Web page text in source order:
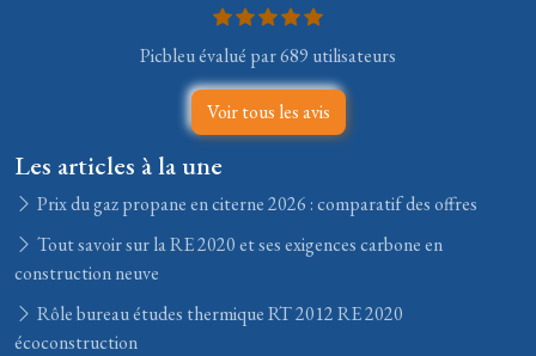
Picbleu évalué par 689 utilisateurs
Voir tous les avis
Les articles à la une
Prix du gaz propane en citerne 2026 : comparatif des offres
Tout savoir sur la RE 2020 et ses exigences carbone en
construction neuve
Rôle bureau études thermique RT 2012 RE 2020
écoconstruction